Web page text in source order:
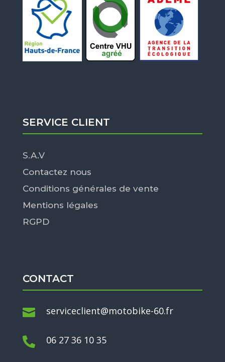
SERVICE CLIENT
S.A.V
Contactez nous
Conditions générales de vente
Mentions légales
RGPD
CONTACT
 serviceclient@motobike-60.fr
 06 27 36 10 35